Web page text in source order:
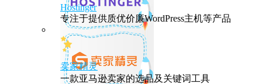
Hostinger
专注于提供质优价廉WordPress主机等产品
卖家精灵
一款亚马逊卖家的选品及关键词工具